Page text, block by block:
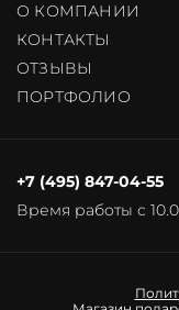
О КОМПАНИИ
КОНТАКТЫ
ОТЗЫВЫ
ПОРТФОЛИО
Время работы с
+7 (495) 847-04-55